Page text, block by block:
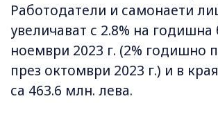
Работодатели и самонаети
увеличават с 2.8% на годишна
ноември 2023 г. (2% годишно
през октомври 2023 г.) и в
са 463.6 млн. лева.